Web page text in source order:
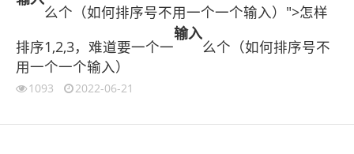
么个（如何排序号不用一个一个输入）">怎样
排序1,2,3，难道要一个一
输入
么个（如何排序号不
用一个一个输入）
1093 2022-06-21